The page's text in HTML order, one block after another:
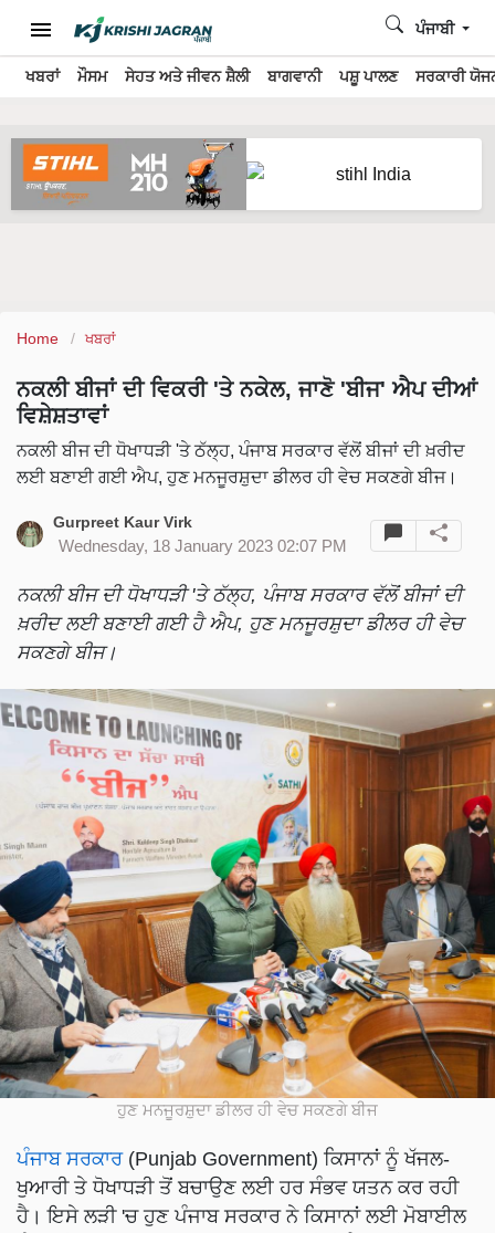
ਖਬਰਾਂ ਮੌਸਮ ਸੇਹਤ ਅਤੇ ਜੀਵਨ ਸ਼ੈਲੀ ਬਾਗਵਾਨੀ ਪਸ਼ੂ ਪਾਲਣ ਸਰਕਾਰੀ
ਪੰਜਾਬੀ
Home ਖਬਰਾਂ
ਨਕਲੀ ਬੀਜਾਂ ਦੀ ਵਿਕਰੀ 'ਤੇ ਨਕੇਲ, ਜਾਣੋ 'ਬੀਜ' ਐਪ ਦੀਆਂ
ਵਿਸ਼ੇਸ਼ਤਾਵਾਂ
ਨਕਲੀ ਬੀਜ ਦੀ ਧੋਖਾਧੜੀ 'ਤੇ ਠੱਲ੍ਹ, ਪੰਜਾਬ ਸਰਕਾਰ ਵੱਲੋਂ ਬੀਜਾਂ ਦੀ ਖ਼ਰੀਦ
ਲਈ ਬਣਾਈ ਗਈ ਐਪ, ਹੁਣ ਮਨਜੂਰਸ਼ੁਦਾ ਡੀਲਰ ਹੀ ਵੇਚ ਸਕਣਗੇ ਬੀਜ।
Gurpreet Kaur Virk
Wednesday, 18 January 2023 02:07 PM
ਨਕਲੀ ਬੀਜ ਦੀ ਧੋਖਾਧੜੀ 'ਤੇ ਠੱਲ੍ਹ, ਪੰਜਾਬ ਸਰਕਾਰ ਵੱਲੋਂ ਬੀਜਾਂ ਦੀ
ਖ਼ਰੀਦ ਲਈ ਬਣਾਈ ਗਈ ਹੈ ਐਪ, ਹੁਣ ਮਨਜੂਰਸ਼ੁਦਾ ਡੀਲਰ ਹੀ ਵੇਚ
ਸਕਣਗੇ ਬੀਜ।
ਹੁਣ ਮਨਜੂਰਸ਼ੁਦਾ ਡੀਲਰ ਹੀ ਵੇਚ ਸਕਣਗੇ ਬੀਜ
ਪੰਜਾਬ ਸਰਕਾਰ(Punjab Government) ਕਿਸਾਨਾਂ ਨੂੰ ਖੱਜਲ-
ਖੁਆਰੀ ਤੇ ਧੋਖਾਧੜੀ ਤੋਂ ਬਚਾਉਣ ਲਈ ਹਰ ਸੰਭਵ ਯਤਨ ਕਰ ਰਹੀ
ਹੈ। ਇਸੇ ਲੜੀ 'ਚ ਹੁਣ ਪੰਜਾਬ ਸਰਕਾਰ ਨੇ ਕਿਸਾਨਾਂ ਲਈ ਮੋਬਾਈਲ